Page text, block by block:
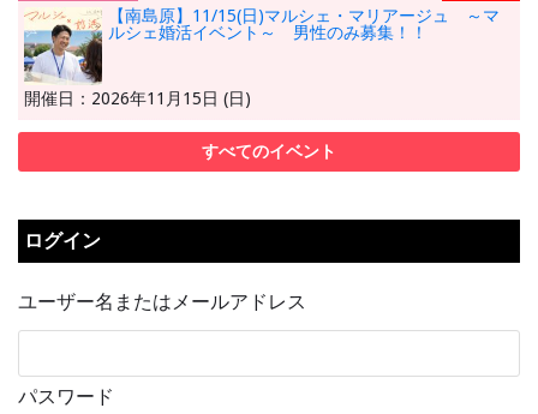
【南島原】11/15(日)マルシェ・マリアージュ ～マ
ルシェ婚活イベント～ 男性のみ募集！！
開催日：2026年11月15日 (日)
すべてのイベント
ログイン
ユーザー名またはメールアドレス
パスワード